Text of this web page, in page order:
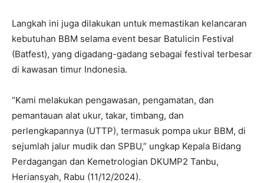
Langkah ini juga dilakukan untuk memastikan kelancaran
kebutuhan BBM selama event besar Batulicin Festival
(Batfest), yang digadang-gadang sebagai festival terbesar
di kawasan timur Indonesia.
“Kami melakukan pengawasan, pengamatan, dan
pemantauan alat ukur, takar, timbang, dan
perlengkapannya (UTTP), termasuk pompa ukur BBM, di
sejumlah jalur mudik dan SPBU,” ungkap Kepala Bidang
Perdagangan dan Kemetrologian DKUMP2 Tanbu,
Heriansyah, Rabu (11/12/2024).